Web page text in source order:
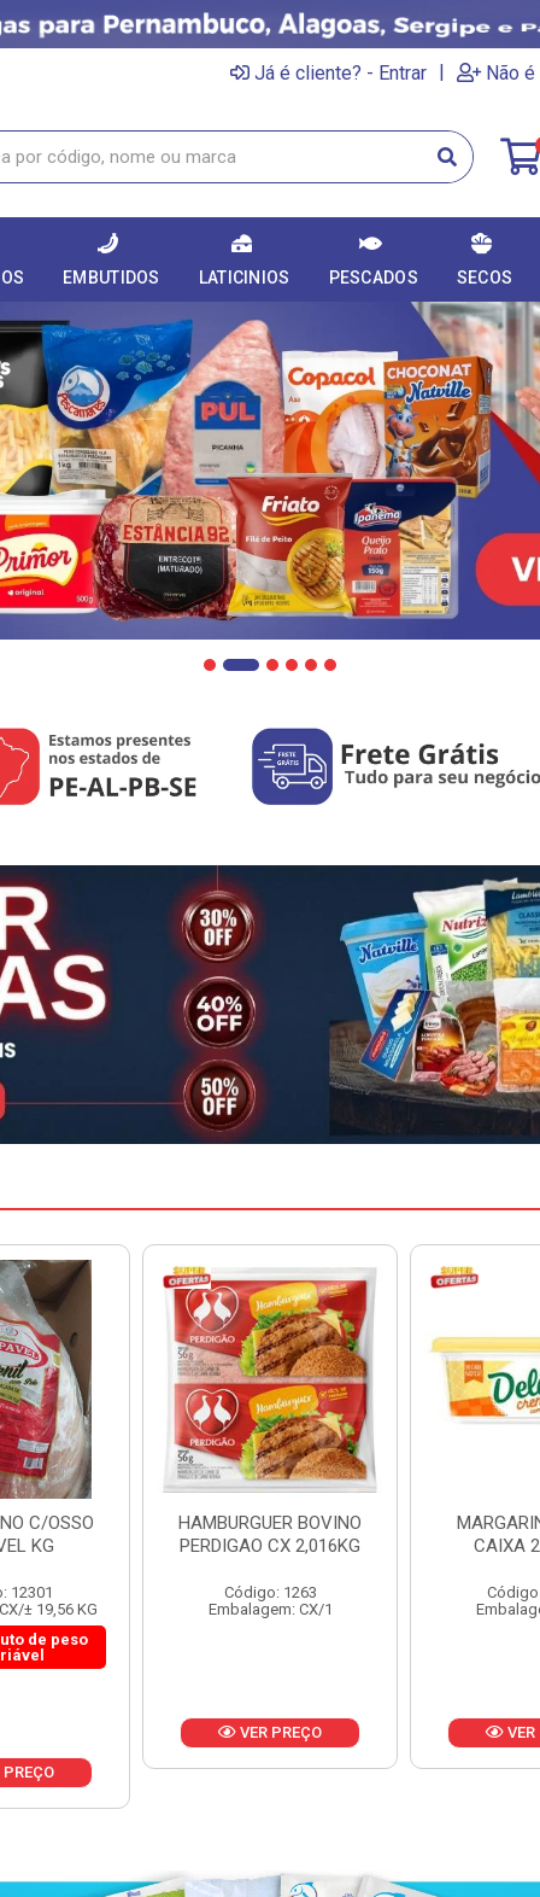
Já é cliente? - Entrar | Não
EMBUTIDOS LATICINIOS PESCADOS SECOS
BOVINO
2,016KG
1263
CX/1
MARGARINA DELINE
CAIXA 24X250G
Código: 12886
Embalagem: CX/1
VER PREÇO
CAIXA
VER